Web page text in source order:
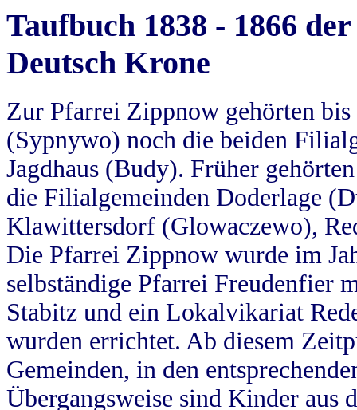
Taufbuch 1838 - 1866
Deutsch Krone
Zur Pfarrei Zippnow gehörten
(Sypnywo) noch die beiden
Jagdhaus (Budy). Früher
die Filialgemeinden Doderlage
Klawittersdorf (Glowaczewo),
Die Pfarrei Zippnow wurde im
selbständige Pfarrei Freudenfier
Stabitz und ein Lokalvikariat
wurden errichtet. Ab diesem
Gemeinden, in den
Übergangsweise sind Kinder aus